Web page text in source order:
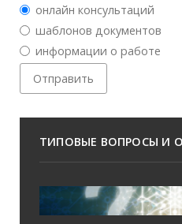
онлайн консультаций
шаблонов документов
информации о работе
ТИПОВЫЕ ВОПРОСЫ И